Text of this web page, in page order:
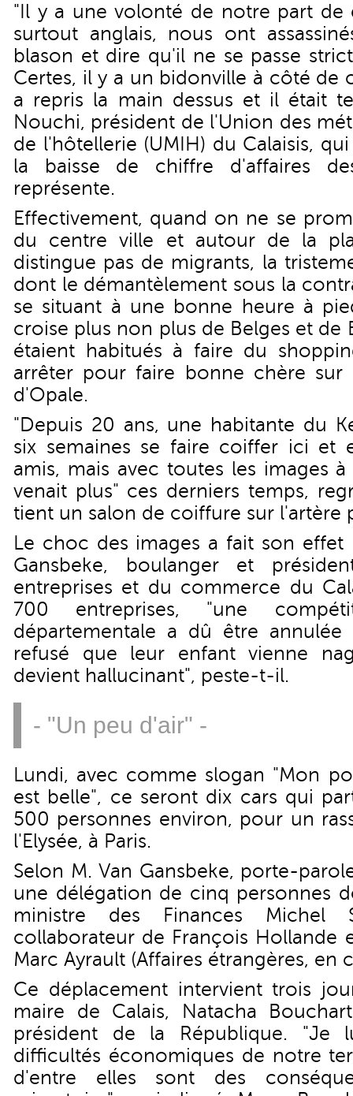
"Il y a une volonté de notre part de
surtout anglais, nous ont
blason et dire qu'il ne se passe
Certes, il y a un bidonville à côté de
a repris la main dessus et il était
Nouchi, président de l'Union des
de l'hôtellerie (UMIH) du Calaisis,
la baisse de chiffre d'affaires
représente.
Effectivement, quand on ne se
du centre ville et autour de la
distingue pas de migrants, la
dont le démantèlement sous la
se situant à une bonne heure à
croise plus non plus de Belges et de
étaient habitués à faire du
arrêter pour faire bonne chère
d'Opale.
"Depuis 20 ans, une habitante du
six semaines se faire coiffer ici et
amis, mais avec toutes les images
venait plus" ces derniers temps,
tient un salon de coiffure sur l'artère
Le choc des images a fait son effet
Gansbeke, boulanger et
entreprises et du commerce du
700 entreprises, "une
départementale a dû être
refusé que leur enfant vienne
devient hallucinant", peste-t-il.
- "Un peu d'air" -
Lundi, avec comme slogan "Mon
est belle", ce seront dix cars qui
500 personnes environ, pour un
l'Elysée, à Paris.
Selon M. Van Gansbeke, porte-
une délégation de cinq personnes
ministre des Finances Michel
collaborateur de François Hollande
Marc Ayrault (Affaires étrangères, en
Ce déplacement intervient trois
maire de Calais, Natacha
président de la République.
difficultés économiques de notre
d'entre elles sont des